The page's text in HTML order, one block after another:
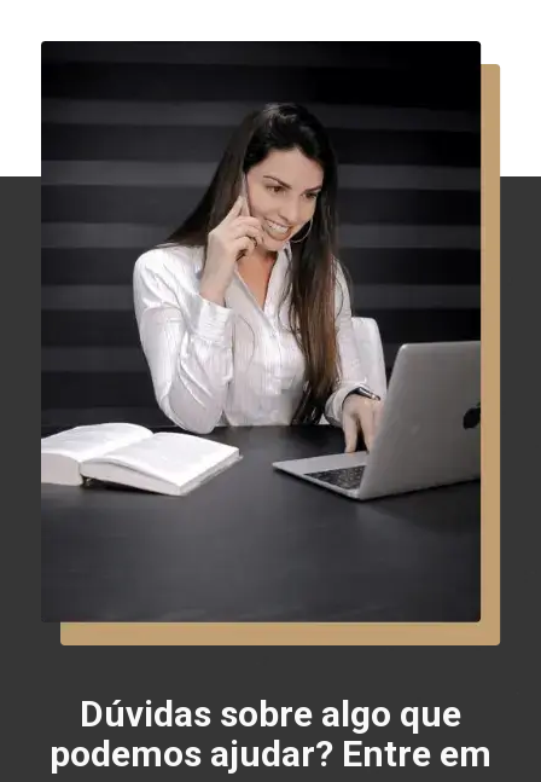
Dúvidas sobre algo que
podemos ajudar? Entre em